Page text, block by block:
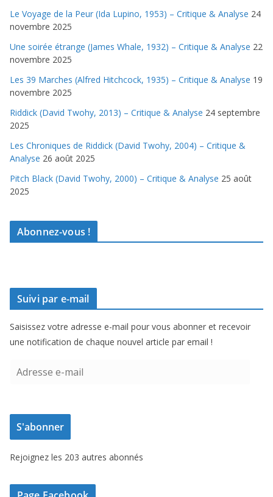
Le Voyage de la Peur (Ida Lupino, 1953) – Critique & Analyse 24
novembre 2025
Une soirée étrange (James Whale, 1932) – Critique & Analyse 22
novembre 2025
Les 39 Marches (Alfred Hitchcock, 1935) – Critique & Analyse 19
novembre 2025
Riddick (David Twohy, 2013) – Critique & Analyse 24 septembre
2025
Les Chroniques de Riddick (David Twohy, 2004) – Critique &
Analyse 26 août 2025
Pitch Black (David Twohy, 2000) – Critique & Analyse 25 août
2025
Abonnez-vous !
Suivi par e-mail
Saisissez votre adresse e-mail pour vous abonner et recevoir
une notification de chaque nouvel article par email !
e
s
e
-
S'abonner
Rejoignez les 203 autres abonnés